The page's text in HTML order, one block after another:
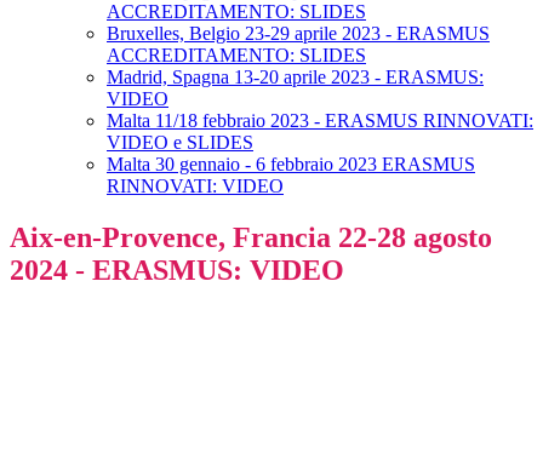
ACCREDITAMENTO: SLIDES
Bruxelles, Belgio 23-29 aprile 2023 - ERASMUS
ACCREDITAMENTO: SLIDES
Madrid, Spagna 13-20 aprile 2023 - ERASMUS:
VIDEO
Malta 11/18 febbraio 2023 - ERASMUS RINNOVATI:
VIDEO e SLIDES
Malta 30 gennaio - 6 febbraio 2023 ERASMUS
RINNOVATI: VIDEO
Aix-en-Provence, Francia 22-28 agosto
2024 - ERASMUS: VIDEO